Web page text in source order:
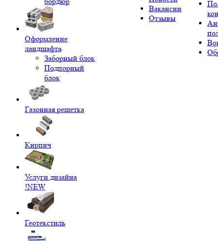
Оформление
ландшафта
Заборный блок
Подпорный
блок
Газонная решетка
Кирпич
Услуги дизайна
!NEW
Геотекстиль
Вакансии
Отзывы